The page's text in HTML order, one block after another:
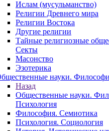
Ислам (мусульманство)
Религии Древнего мира
Религии Востока
Другие религии
Тайные религиозные
Секты
Масонство
Эзотерика
науки.
Назад
Общественные науки.
Психология
Философия. Семиотика
Психология. Социология